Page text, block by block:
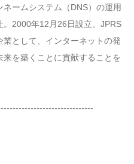
ネームシステム（DNS）の運用
2000年12月26日設立。JPRS
として、インターネットの発
を築くことに貢献することを